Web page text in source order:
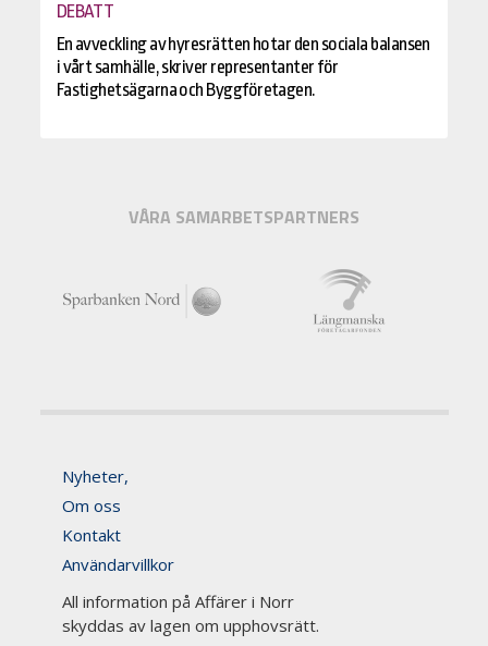
DEBATT
En avveckling av hyresrätten hotar den sociala balansen
i vårt samhälle, skriver representanter för
Fastighetsägarna och Byggföretagen.
VÅRA SAMARBETSPARTNERS
Nyheter,
Om oss
Kontakt
Användarvillkor
All information på Affärer i Norr
skyddas av lagen om upphovsrätt.